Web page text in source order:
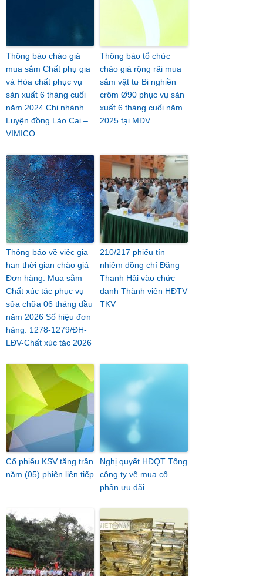
Thông báo chào giá
mua sắm Chất phụ gia
và Hóa chất phục vụ
sản xuất 6 tháng cuối
năm 2024 Chi nhánh
Luyện đồng Lào Cai –
VIMICO
Thông báo tổ chức
chào giá rộng rãi mua
sắm vật tư Bi nghiền
crôm Ø90 phục vụ sản
xuất 6 tháng cuối năm
2025 tại MĐV.
Thông báo về việc gia
hạn thời gian chào giá
Đơn hàng: Mua sắm
Chất xúc tác phục vụ
sửa chữa 06 tháng đầu
năm 2026 Số hiệu đơn
hàng: 1278-1279/ĐH-
LĐV-Chất xúc tác 2026
210/217 phiếu tín
nhiệm đồng chí Đặng
Thanh Hải vào chức
danh Thành viên HĐTV
TKV
Cổ phiếu KSV tăng trần
năm (05) phiên liên tiếp
Nghị quyết HĐQT Tổng
công ty về mua cổ
phần ưu đãi